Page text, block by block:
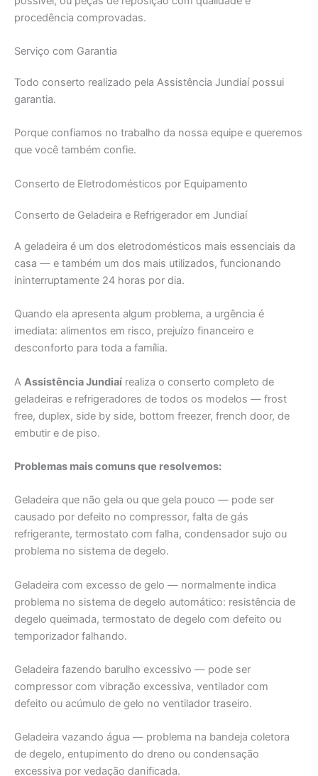
procedência comprovadas.
Serviço com Garantia
Todo conserto realizado pela Assistência Jundiaí possui
garantia.
Porque confiamos no trabalho da nossa equipe e queremos
que você também confie.
Conserto de Eletrodomésticos por Equipamento
Conserto de Geladeira e Refrigerador em Jundiaí
A geladeira é um dos eletrodomésticos mais essenciais da
casa — e também um dos mais utilizados, funcionando
ininterruptamente 24 horas por dia.
Quando ela apresenta algum problema, a urgência é
imediata: alimentos em risco, prejuízo financeiro e
desconforto para toda a família.
A Assistência Jundiaí realiza o conserto completo de
geladeiras e refrigeradores de todos os modelos — frost
free, duplex, side by side, bottom freezer, french door, de
embutir e de piso.
Problemas mais comuns que resolvemos:
Geladeira que não gela ou que gela pouco — pode ser
causado por defeito no compressor, falta de gás
refrigerante, termostato com falha, condensador sujo ou
problema no sistema de degelo.
Geladeira com excesso de gelo — normalmente indica
problema no sistema de degelo automático: resistência de
degelo queimada, termostato de degelo com defeito ou
temporizador falhando.
Geladeira fazendo barulho excessivo — pode ser
compressor com vibração excessiva, ventilador com
defeito ou acúmulo de gelo no ventilador traseiro.
Geladeira vazando água — problema na bandeja coletora
de degelo, entupimento do dreno ou condensação
excessiva por vedação danificada.